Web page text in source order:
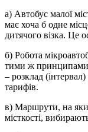
а) Автобус малої
має хоча б одне
дитячого візка. Це
б) Робота
тими ж принципами,
– розклад
тарифів.
в) Маршрути, на
місткості,